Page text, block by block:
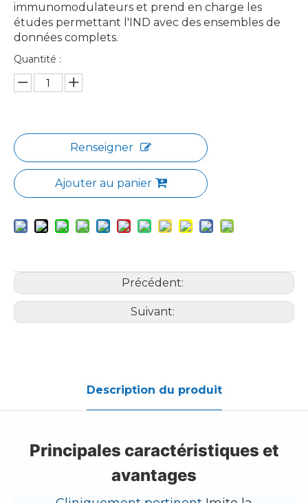
immunomodulateurs et prend en charge les
études permettant l'IND avec des ensembles de
données complets.
Quantité :
Renseigner
Ajouter au panier
Précédent:
Suivant:
Description du produit
Principales caractéristiques et
avantages